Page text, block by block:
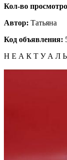
Кол-во
Автор: Татьяна
Код объявления:
Н Е А К Т У А Л